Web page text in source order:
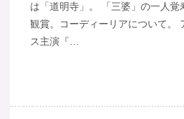
は「道明寺」。 「三婆」の一人覚
観賞。コーディーリアについて。
ス主演『…